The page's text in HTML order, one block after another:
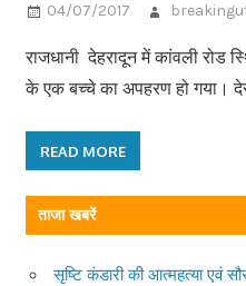
04/07/2017
राजधानी देहरादून में कांवली रोड
के एक बच्चे का अपहरण हो गया।
READ MORE
ताजा खबरें
सृष्टि कंडारी की आत्महत्या एवं